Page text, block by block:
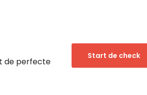
de perfecte
Start de check